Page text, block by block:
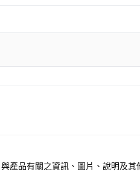
產品有關之資訊、圖片、說明及其